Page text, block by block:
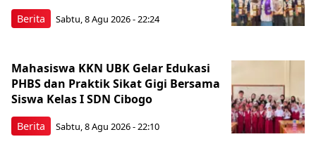
Berita Sabtu, 8 Agu 2026 - 22:24
Berita
Mahasiswa KKN UBK Gelar Edukasi
PHBS dan Praktik Sikat Gigi Bersama
Siswa Kelas I SDN Cibogo
Sabtu, 8 Agu 2026 - 22:10